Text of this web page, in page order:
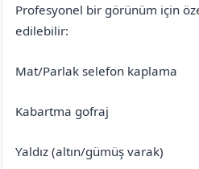
Profesyonel bir görünüm için
edilebilir:
Mat/Parlak selefon kaplama
Kabartma gofraj
Yaldız (altın/gümüş varak)